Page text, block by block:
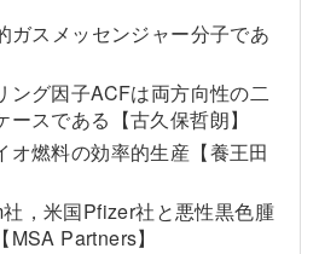
ガスメッセンジャー分子であ
ング因子ACFは両方向性の二
スである【古久保哲朗】
オ燃料の効率的生産【養王田
，米国Pfizer社と悪性黒色腫
Partners】